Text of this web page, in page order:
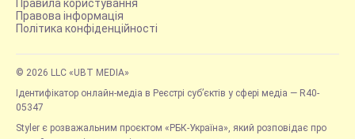
Правила користування
Правова інформація
Політика конфіденційності
© 2026 LLC «UBT MEDIA»
Ідентифікатор онлайн-медіа в Реєстрі суб’єктів у сфері медіа — R40-
05347
Styler є розважальним проєктом «РБК-Україна», який розповідає про